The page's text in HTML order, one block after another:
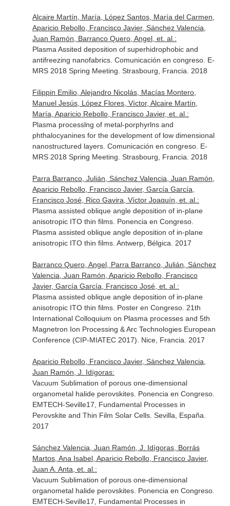
Alcaire Martín, María, López Santos, María del Carmen,
Aparicio Rebollo, Francisco Javier, Sánchez Valencia,
Juan Ramón, Barranco Quero, Angel, et. al.:
Plasma Assited deposition of superhidrophobic and
antifreezing nanofabrics. Comunicación en congreso. E-
MRS 2018 Spring Meeting. Strasbourg, Francia. 2018
Filippin Emilio, Alejandro Nicolás, Macías Montero,
Manuel Jesús, López Flores, Víctor, Alcaire Martín,
María, Aparicio Rebollo, Francisco Javier, et. al.:
Plasma processlng of metal-porphyrlns and
phthalocyanines for the development of low dimensional
nanostructured layers. Comunicación en congreso. E-
MRS 2018 Spring Meeting. Strasbourg, Francia. 2018
Parra Barranco, Julián, Sánchez Valencia, Juan Ramón,
Aparicio Rebollo, Francisco Javier, García García,
Francisco José, Rico Gavira, Víctor Joaquín, et. al.:
Plasma assisted oblique angle deposition of in-plane
anisotropic ITO thin films. Ponencia en Congreso.
Plasma assisted oblique angle deposition of in-plane
anisotropic ITO thin films. Antwerp, Bélgica. 2017
Barranco Quero, Angel, Parra Barranco, Julián, Sánchez
Valencia, Juan Ramón, Aparicio Rebollo, Francisco
Javier, García García, Francisco José, et. al.:
Plasma assisted oblique angle deposition of in-plane
anisotropic ITO thin films. Poster en Congreso. 21th
International Colloquium on Plasma processes and 5th
Magnetron Ion Processing & Arc Technologies European
Conference (CIP-MIATEC 2017). Nice, Francia. 2017
Aparicio Rebollo, Francisco Javier, Sánchez Valencia,
Juan Ramón, J. Idígoras:
Vacuum Sublimation of porous one-dimensional
organometal halide perovskites. Ponencia en Congreso.
EMTECH-Seville17, Fundamental Processes in
Perovskite and Thin Film Solar Cells. Sevilla, España.
2017
Sánchez Valencia, Juan Ramón, J. Idígoras, Borrás
Martos, Ana Isabel, Aparicio Rebollo, Francisco Javier,
Juan A. Anta, et. al.:
Vacuum Sublimation of porous one-dimensional
organometal halide perovskites. Ponencia en Congreso.
EMTECH-Seville17, Fundamental Processes in